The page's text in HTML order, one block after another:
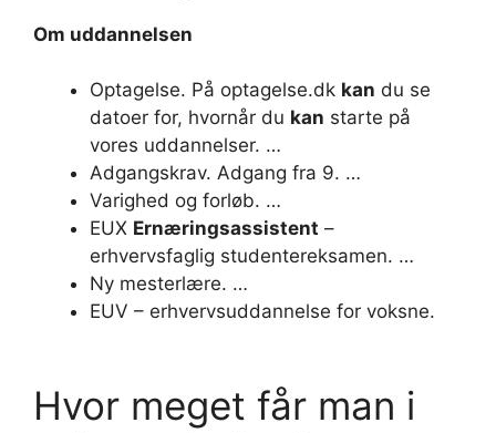
Om uddannelsen
Optagelse. På optagelse.dk kan du se
datoer for, hvornår du kan starte på
vores uddannelser. …
Adgangskrav. Adgang fra 9. …
Varighed og forløb. …
EUX Ernæringsassistent –
erhvervsfaglig studentereksamen. …
Ny mesterlære. …
EUV – erhvervsuddannelse for voksne.
Hvor meget får man i